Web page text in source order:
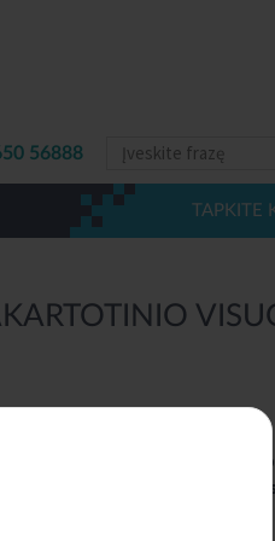
56888
TAPKITE
Respublikos teritorijoje dėl
informuojame, kad
vykdomas tik kredito